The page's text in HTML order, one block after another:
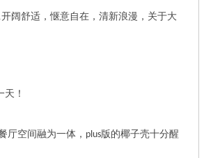
阔舒适，惬意自在，清新浪漫，关于大
！
厅空间融为一体， plus版的椰子壳十分醒